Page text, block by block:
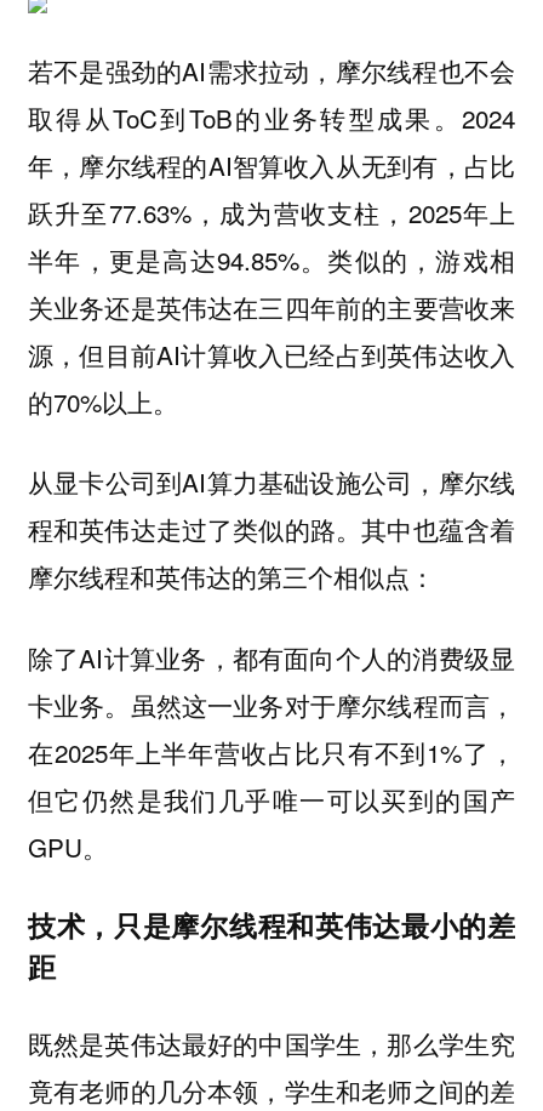
若不是强劲的AI需求拉动，摩尔线程也不会
取得从ToC到ToB的业务转型成果。2024
年，摩尔线程的AI智算收入从无到有，占比
跃升至77.63%，成为营收支柱，2025年上
半年，更是高达94.85%。类似的，游戏相
关业务还是英伟达在三四年前的主要营收来
源，但目前AI计算收入已经占到英伟达收入
的70%以上。
从显卡公司到AI算力基础设施公司，摩尔线
程和英伟达走过了类似的路。其中也蕴含着
摩尔线程和英伟达的第三个相似点：
除了AI计算业务，都有面向个人的消费级显
卡业务。虽然这一业务对于摩尔线程而言，
在2025年上半年营收占比只有不到1%了，
但它仍然是我们几乎唯一可以买到的国产
GPU。
技术，只是摩尔线程和英伟达最小的差
距
既然是英伟达最好的中国学生，那么学生究
竟有老师的几分本领，学生和老师之间的差